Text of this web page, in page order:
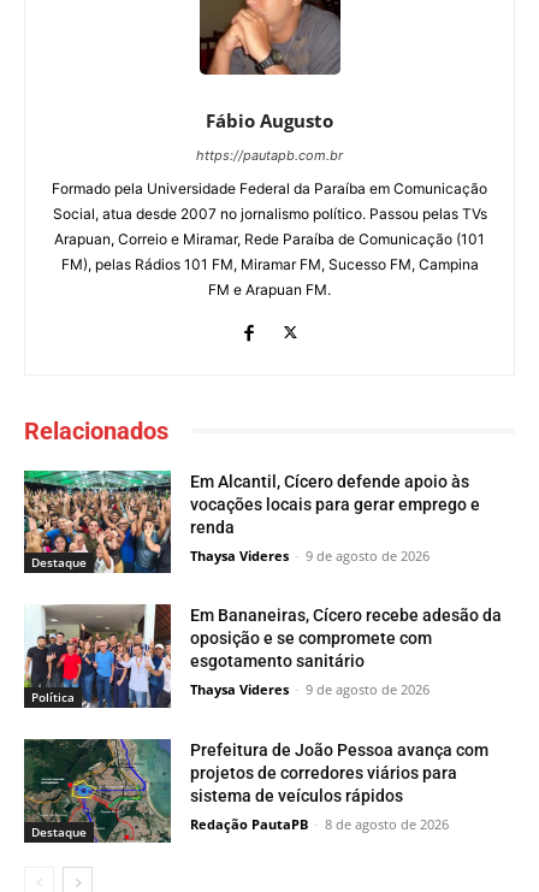
Fábio Augusto
https://pautapb.com.br
Formado pela Universidade Federal da Paraíba em Comunicação
Social, atua desde 2007 no jornalismo político. Passou pelas TVs
Arapuan, Correio e Miramar, Rede Paraíba de Comunicação (101
FM), pelas Rádios 101 FM, Miramar FM, Sucesso FM, Campina
FM e Arapuan FM.
Relacionados
Destaque
Em Alcantil, Cícero defende apoio às
vocações locais para gerar emprego e
renda
Thaysa Videres - 9 de agosto de 2026
Política
Em Bananeiras, Cícero recebe adesão da
oposição e se compromete com
esgotamento sanitário
Thaysa Videres - 9 de agosto de 2026
Destaque
Prefeitura de João Pessoa avança com
projetos de corredores viários para
sistema de veículos rápidos
Redação PautaPB - 8 de agosto de 2026